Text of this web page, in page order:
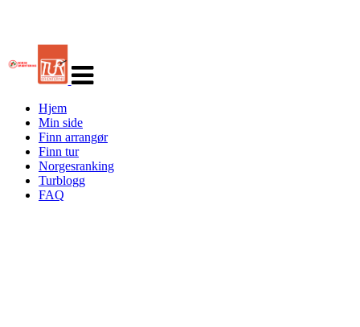
navigasjon
Hjem
Min side
Finn arrangør
Finn tur
Norgesranking
Turblogg
FAQ